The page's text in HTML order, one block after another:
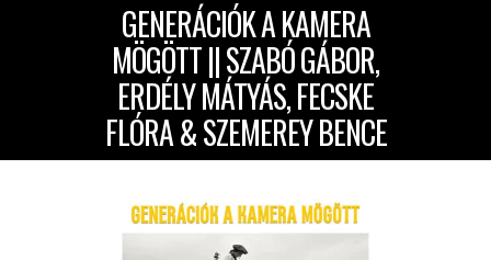
KeresésGENERÁCIÓK A KAMERA
MÖGÖTT || SZABÓ GÁBOR,
ERDÉLY MÁTYÁS, FECSKE
FLÓRA & SZEMEREY BENCE